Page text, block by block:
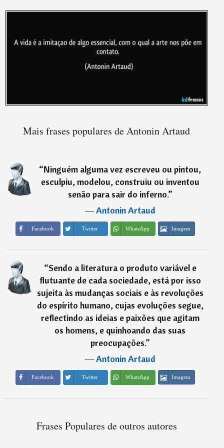
Mais frases populares de Antonin Artaud
“Ninguém alguma vez escreveu ou pintou,
esculpiu, modelou, construiu ou inventou
senão para sair do inferno.”
―Antonin Artaud
Facebook Twitter WhatsApp Imagem
“Sendo a literatura o produto variável e
flutuante de cada sociedade, está por isso
sujeita às mudanças sociais e às revoluções
do espírito humano, cujas evoluções segue,
reflectindo as ideias e paixões que agitam
os homens, e quinhoando das suas
preocupações.”
―Antonin Artaud
Facebook Twitter WhatsApp Imagem
Frases Populares de outros autores